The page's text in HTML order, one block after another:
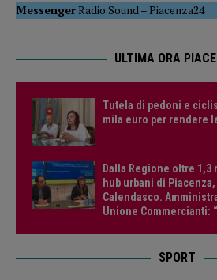
MessengerRadio Sound–Piacenza24
ULTIMA ORA
Tutela di pedoni e
mila euro per rendere
Dalla Regione oltre
hub urbani di
Calendasco.
Unione Commercianti:
SPORT